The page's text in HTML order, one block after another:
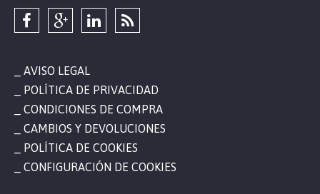
AVISO LEGAL
POLÍTICA DE PRIVACIDAD
CONDICIONES DE COMPRA
CAMBIOS Y DEVOLUCIONES
POLÍTICA DE COOKIES
CONFIGURACIÓN DE COOKIES